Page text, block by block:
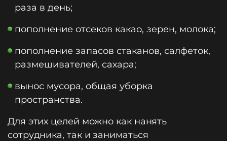
раза в день;
пополнение отсеков какао, зерен, молока;
пополнение запасов стаканов, салфеток,
размешивателей, сахара;
вынос мусора, общая уборка
пространства.
Для этих целей можно как нанять
сотрудника, так и заниматься